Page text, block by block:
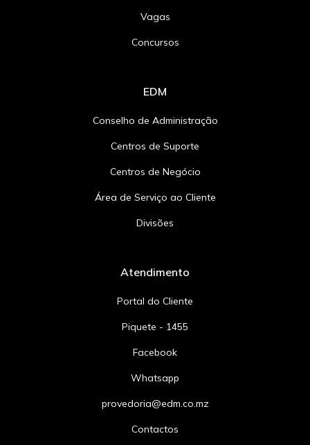
Vagas
Concursos
EDM
Conselho de Administração
Centros de Suporte
Centros de Negócio
Área de Serviço ao Cliente
Divisões
Atendimento
Portal do Cliente
Piquete - 1455
Facebook
Whatsapp
provedoria@edm.co.mz
Contactos